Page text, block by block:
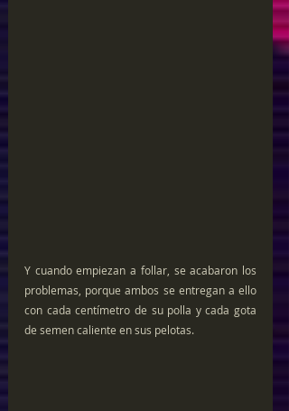
Y cuando empiezan a follar, se acabaron los
problemas, porque ambos se entregan a ello
con cada centímetro de su polla y cada gota
de semen caliente en sus pelotas.